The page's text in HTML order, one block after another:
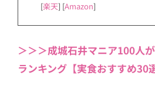
[楽天] [Amazon]
＞＞＞成城石井マニア100人
ランキング【実食おすすめ30